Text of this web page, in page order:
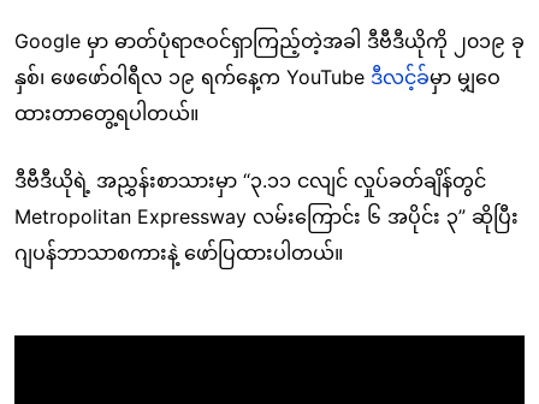
Google မှာ ဓာတ်ပုံရာဇဝင်ရှာကြည့်တဲ့အခါ ဒီဗီဒီယိုကို ၂၀၁၉ ခု
နှစ်၊ ဖေဖော်ဝါရီလ ၁၉ ရက်နေ့က YouTube ဒီလင့်ခ်မှာ မျှဝေ
ထားတာတွေ့ရပါတယ်။
ဒီဗီဒီယိုရဲ့ အညွှန်းစာသားမှာ “၃.၁၁ ငလျင် လှုပ်ခတ်ချိန်တွင်
Metropolitan Expressway လမ်းကြောင်း ၆ အပိုင်း ၃” ဆိုပြီး
ဂျပန်ဘာသာစကားနဲ့ ဖော်ပြထားပါတယ်။